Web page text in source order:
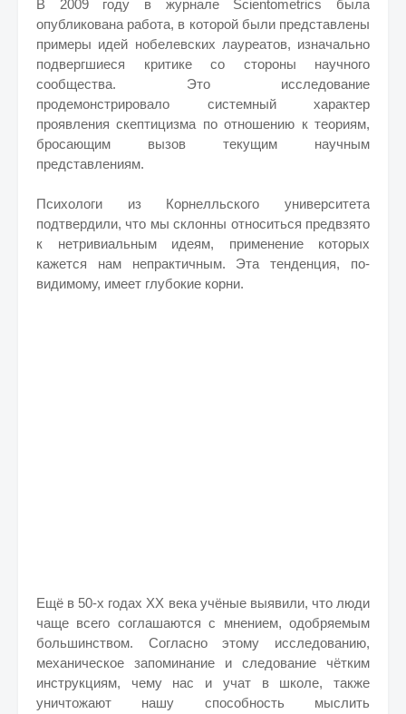
В 2009 году в журнале Scientometrics была
опубликована работа, в которой были представлены
примеры идей нобелевских лауреатов, изначально
подвергшиеся критике со стороны научного
сообщества. Это исследование
продемонстрировало системный характер
проявления скептицизма по отношению к теориям,
бросающим вызов текущим научным
представлениям.
Психологи из Корнелльского университета
подтвердили, что мы склонны относиться предвзято
к нетривиальным идеям, применение которых
кажется нам непрактичным. Эта тенденция, по-
видимому, имеет глубокие корни.
Ещё в 50-х годах XX века учёные выявили, что люди
чаще всего соглашаются с мнением, одобряемым
большинством. Согласно этому исследованию,
механическое запоминание и следование чётким
инструкциям, чему нас и учат в школе, также
уничтожают нашу способность мыслить